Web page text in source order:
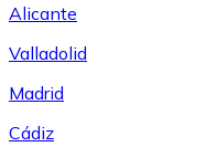
Alicante
Valladolid
Madrid
Cádiz